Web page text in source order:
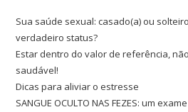
Sua saúde sexual: casado(a) ou
verdadeiro status?
Estar dentro do valor de referência,
saudável!
Dicas para aliviar o estresse
SANGUE OCULTO NAS FEZES: um